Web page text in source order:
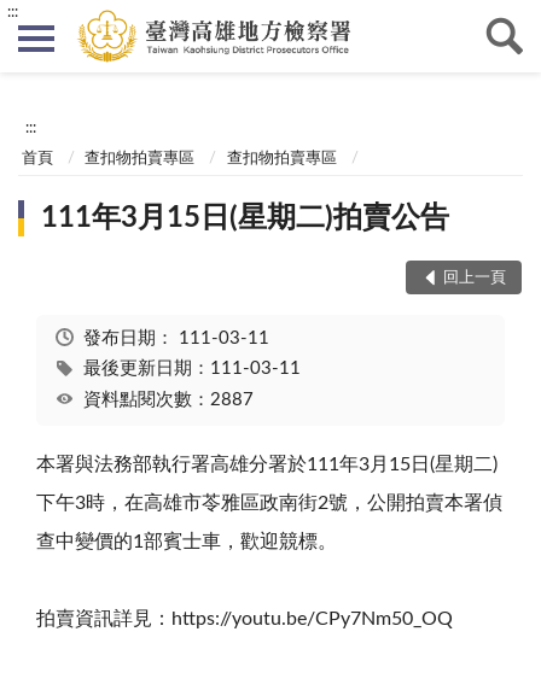
:::
:::
首頁 查扣物拍賣專區 查扣物拍賣專區
111年3月15日(星期二)拍賣公告
回上一頁
發布日期： 111-03-11
最後更新日期：111-03-11
資料點閱次數：2887
本署與法務部執行署高雄分署於111年3月 15日 (星期二)
下午3時，在高雄市苓雅區政南街2號，公開拍賣本署偵
查中變價的1部賓士車，歡迎競標。
拍賣資訊詳見： https://youtu.be/CPy7Nm50_OQ